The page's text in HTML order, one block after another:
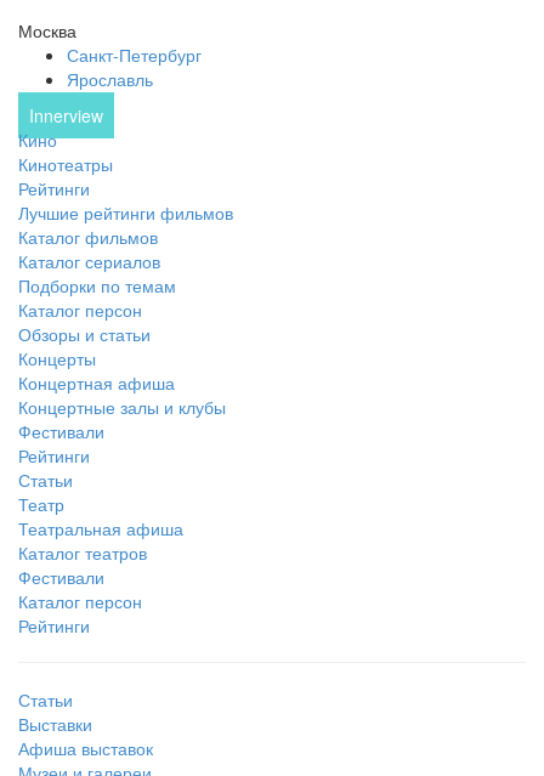
Москва
Санкт-Петербург
Ярославль
Innerview
Кино
Кинотеатры
Рейтинги
Лучшие рейтинги фильмов
Каталог фильмов
Каталог сериалов
Подборки по темам
Каталог персон
Обзоры и статьи
Концерты
Концертная афиша
Концертные залы и клубы
Фестивали
Рейтинги
Статьи
Театр
Театральная афиша
Каталог театров
Фестивали
Каталог персон
Рейтинги
Статьи
Выставки
Афиша выставок